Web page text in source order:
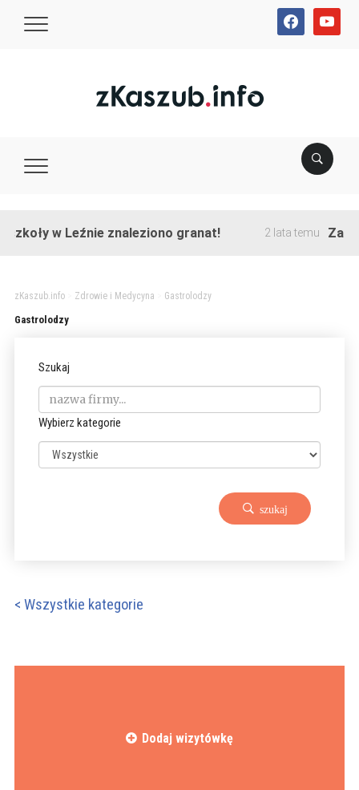
facebookyoutube
w Leźnie znaleziono granat! 2 lata temu
zKaszub.info> Zdrowie i Medycyna Gastrolodzy
Gastrolodzy
Szukaj
Wybierz kategorie
szukaj
< Wszystkie kategorie
Dodaj wizytówkę